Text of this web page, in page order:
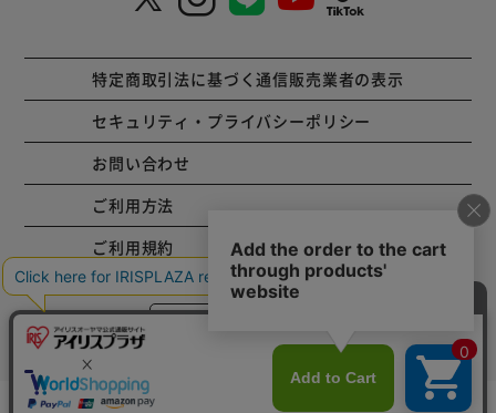
特定商取引法に基づく通信販売業者の表示
セキュリティ・プライバシーポリシー
お問い合わせ
ご利用方法
ご利用規約